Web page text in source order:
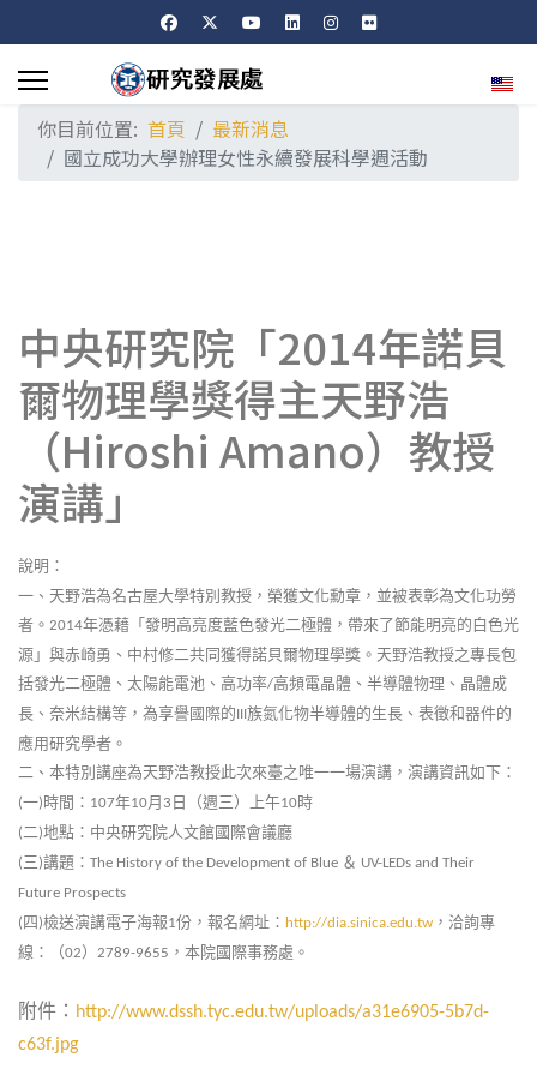
選擇
你目前位置: 首頁
最新消息
國立成功大學辦理女性永續發展科學週活動
中央研究院「2014年諾貝
爾物理學獎得主天野浩
（Hiroshi Amano）教授
演講」
說明：
一、天野浩為名古屋大學特別教授，榮獲文化勳章，並被表彰為文化功勞
者。 2014年憑藉「發明高亮度藍色發光二極體，帶來了節能明亮的白色光
源」與赤崎勇、中村修二共同獲得諾貝爾物理學獎。天野浩教授之專長包
括發光二極體、太陽能電池、高功率/高頻電晶體、半導體物理、晶體成
長、奈米結構等，為享譽國際的III族氮化物半導體的生長、表徵和器件的
應用研究學者。
二、本特別講座為天野浩教授此次來臺之唯一一場演講，演講資訊如下：
(一)時間： 107年10月 3 日（週三）上午10時
(二)地點：中央研究院人文館國際會議廳
(三)講題： The History of the Development of Blue ＆ UV-LEDs and Their
Future Prospects
(四)檢送演講電子海報1份，報名網址： http://dia.sinica.edu.tw ，洽詢專
線：（02） 2789-9655 ，本院國際事務處。
附件： http://www.dssh.tyc.edu.tw/uploads/a31e6905-5b7d-
c63f.jpg